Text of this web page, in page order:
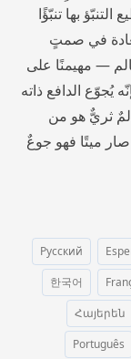
بها تنبّؤًا
في صمتٍ
— مهيمنًا على
يُجوّع الدافع ذاته
ثريٌّ هو من
ميتًا فهو جوعٌ
Русский
한국어
Հայերեն
Português